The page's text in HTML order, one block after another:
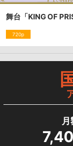
舞台「KING OF
720p
月